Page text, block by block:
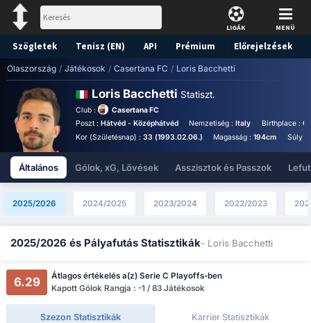
LIGÁK MENÜ
Szögletek Tenisz (EN) API Prémium Előrejelzések
Olaszország / Játékosok / Casertana FC / Loris Bacchetti
Loris Bacchetti Statiszt.
Club :
Casertana FC
Poszt : Hátvéd - Középhátvéd Nemzetiség :Italy Birthplace :
Kor (Születésnap) : 33 (1993.02.06.) Magasság :194cm Súly :
Általános Gólok, xG, Lövések Asszisztok és Passzok
2025/2026 2024/2025 2023/2024 2022/2023
2025/2026 és Pályafutás Statisztikák- Loris Bacchetti
6.29
Átlagos értékelés a(z) Serie C Playoffs-ben
Kapott Gólok Rangja : -1 / 83 Játékosok
Szezon Statisztikák Karrier Statisztikák